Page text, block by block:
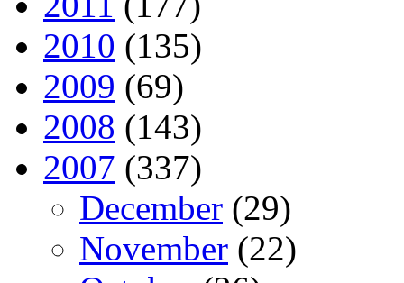
2010 (135)
2009 (69)
2008 (143)
2007 (337)
December (29)
November (22)